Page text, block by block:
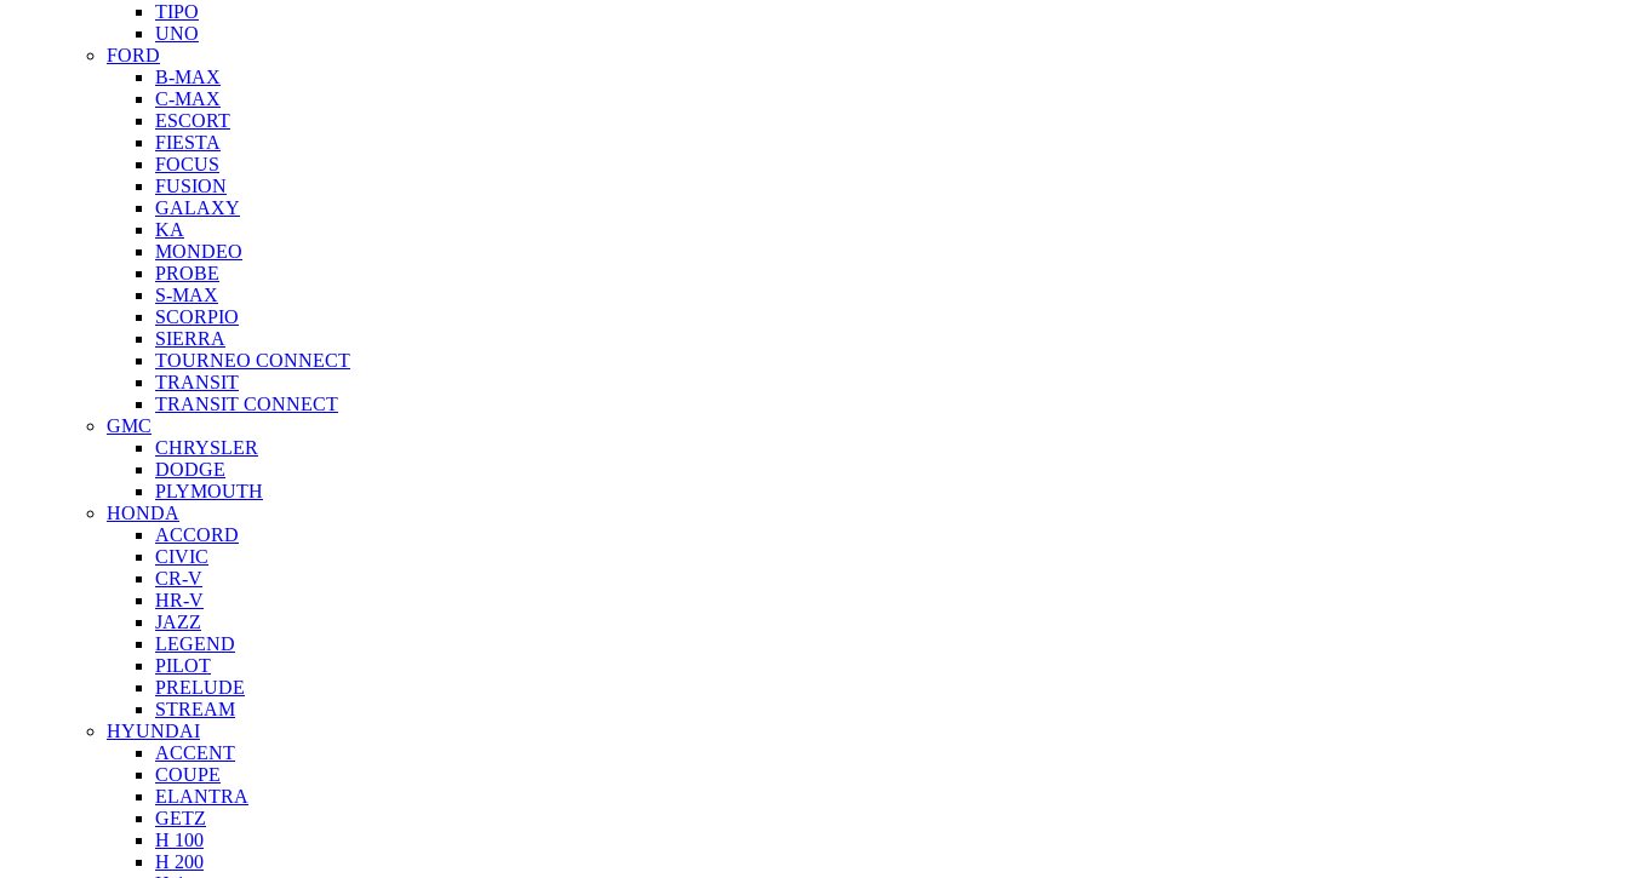
TIPO
UNO
FORD
B-MAX
C-MAX
ESCORT
FIESTA
FOCUS
FUSION
GALAXY
KA
MONDEO
PROBE
S-MAX
SCORPIO
SIERRA
TOURNEO CONNECT
TRANSIT
TRANSIT CONNECT
GMC
CHRYSLER
DODGE
PLYMOUTH
HONDA
ACCORD
CIVIC
CR-V
HR-V
JAZZ
LEGEND
PILOT
PRELUDE
STREAM
HYUNDAI
ACCENT
COUPE
ELANTRA
GETZ
H 100
H 200